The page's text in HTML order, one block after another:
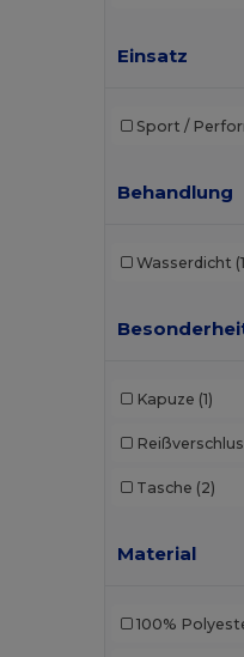
Einsatz
Sport /
Behandlung
Wasserdicht
Kapuze (1)
Tasche (2)
Material
100%